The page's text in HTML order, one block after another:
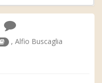
,Alfio Buscaglia